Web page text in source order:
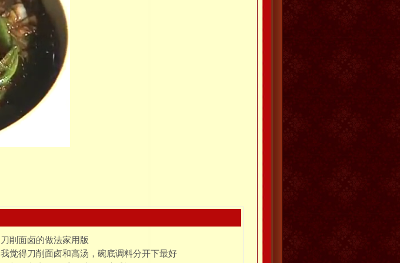
刀削面卤的做法家用版
我觉得刀削面卤和高汤，碗底调料分开下最好